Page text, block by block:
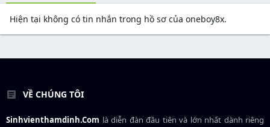
Hiện tại không có tin nhắn trong hồ sơ của oneboy8x.
VỀ CHÚNG TÔI
Sinhvienthamdinh.Com là diễn đàn đầu tiên và lớn nhất dành riêng